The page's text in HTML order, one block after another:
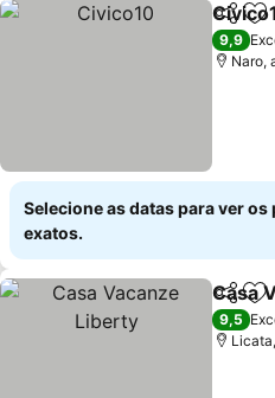
9,9
Naro,
Selecione as datas para ver os
exatos.
Casa
9,5